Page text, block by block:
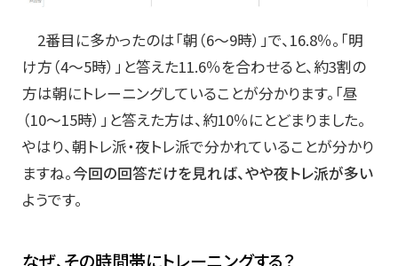
2番目に多かったのは「朝（6～9時）」で、16.8％。「明
け方（4～5時）」と答えた11.6％を合わせると、約3割の
方は朝にトレーニングしていることが分かります。「昼
（10～15時）」と答えた方は、約10％にとどまりました。
やはり、朝トレ派・夜トレ派で分かれていることが分かり
ますね。今回の回答だけを見れば、やや夜トレ派が多い
ようです。
なぜ、その時間帯にトレーニングする？